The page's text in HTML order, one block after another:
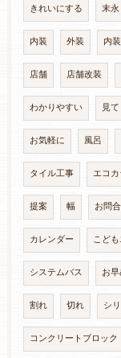
きれいにする 末永
内装 外装 内
店舗 店舗改装
わかりやすい 見て
お気軽に 風呂
タイル工事 エコ
提案 幅 お問
カレンダー こど
システムバス お
割れ 切れ シ
コンクリートブロック